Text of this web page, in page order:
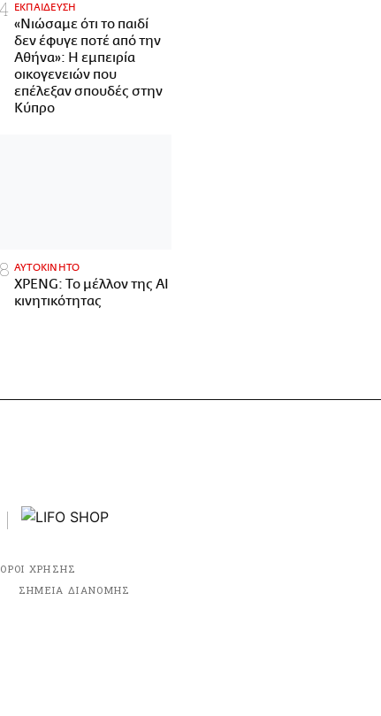
ΕΚΠΑΙΔΕΥΣΗ
«Νιώσαμε ότι το παιδί
δεν έφυγε ποτέ από την
Αθήνα»: Η εμπειρία
οικογενειών που
επέλεξαν σπουδές στην
Κύπρο
ΑΥΤΟΚΙΝΗΤΟ
XPENG: Το μέλλον της AI
κινητικότητας
ΟΡΟΙ ΧΡΗΣΗΣ
ΣΗΜΕΙΑ ΔΙΑΝΟΜΗΣ